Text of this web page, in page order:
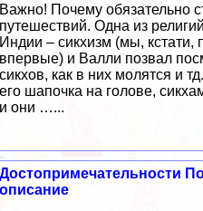
Важно! Почему обязательно
путешествий. Одна из
Индии – сикхизм (мы, кстати,
впервые) и Валли позвал
сикхов, как в них молятся и
его шапочка на голове,
и они …...
Достопримечательности
описание